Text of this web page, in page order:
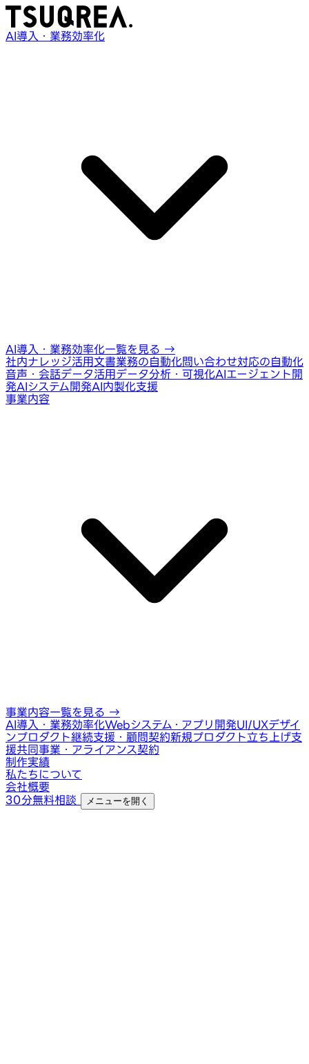
AI導入・業務効率化
AI導入・業務効率化一覧を見る →
社内ナレッジ活用文書業務の自動化問い合わせ対応の自動化
音声・会話データ活用データ分析・可視化AIエージェント開
発AIシステム開発AI内製化支援
事業内容
事業内容一覧を見る →
AI導入・業務効率化Webシステム・アプリ開発UI/UXデザイ
ンプロダクト継続支援・顧問契約新規プロダクト立ち上げ支
援共同事業・アライアンス契約
制作実績
私たちについて
会社概要
30分無料相談
メニューを開く